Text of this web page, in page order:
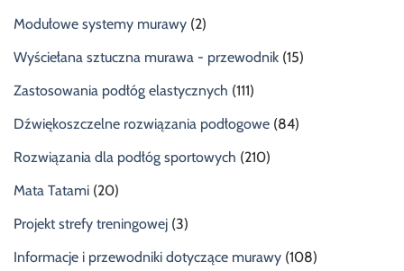
Modułowe systemy murawy (2)
Wyściełana sztuczna murawa - przewodnik (15)
Zastosowania podłóg elastycznych (111)
Dźwiękoszczelne rozwiązania podłogowe (84)
Rozwiązania dla podłóg sportowych (210)
Mata Tatami (20)
Projekt strefy treningowej (3)
Informacje i przewodniki dotyczące murawy (108)